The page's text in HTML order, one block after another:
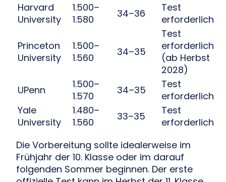
Harvard
University
1.500–
1.580
34–36
Test
erforderlich
Princeton
University
1.500–
1.560
34–35
Test
erforderlich
(ab Herbst
2028)
UPenn
1.500–
1.570
34–35
Test
erforderlich
Yale
University
1.480–
1.560
33–35
Test
erforderlich
Die Vorbereitung sollte idealerweise im
Frühjahr der 10. Klasse oder im darauf
folgenden Sommer beginnen. Der erste